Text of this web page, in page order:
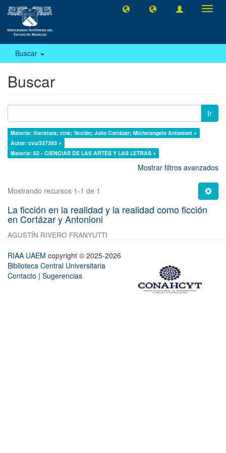
Buscar
Buscar
Ir
Materia: literatura; cine; ficción; Julio Cortázar; Michelangelo Antonioni ×
Autor: cvu/337393 ×
Materia: 62 - CIENCIAS DE LAS ARTES Y LAS LETRAS ×
Mostrar filtros avanzados
Mostrando recursos 1-1 de 1
La ficción en la realidad y la realidad como ficción
en Cortázar y Antonioni
AGUSTÍN RIVERO FRANYUTTI
RIAA UAEM copyright © 2025-2026
Biblioteca Central Universitaria
Contacto | Sugerencias